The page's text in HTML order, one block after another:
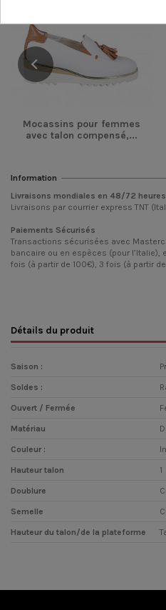
Mocassins pour femmes
avec talon compensé,...
Information
Livraisons mondiales en 48/72 heures
Livraisons par courrier express TNT
Paiements Sécurisés
Transactions sécurisées avec
bancaire ou en espèces (pour l’Italie),
fois (à partir de 100€), 3 fois (à partir
Détails du produit
Saison :
Soldes :
Ouvert / Fermée
Matériau
Couleur :
Hauteur talon 1
Doublure
Semelle
Hauteur du talon/de la plateforme